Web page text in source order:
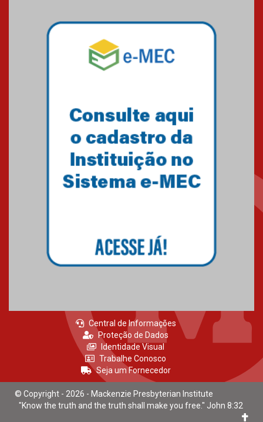
Central de Informações
Proteção de Dados
Identidade Visual
Trabalhe Conosco
Seja um Fornecedor
© Copyright - 2026 - Mackenzie Presbyterian Institute
"Know the truth and the truth shall make you free." John 8:32